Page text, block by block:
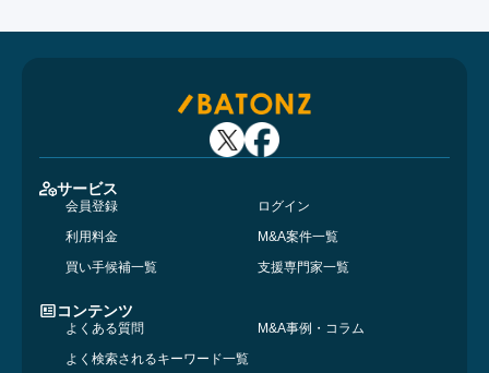
サービス
会員登録
ログイン
利用料金
M&A案件一覧
買い手候補一覧
支援専門家一覧
コンテンツ
よくある質問
M&A事例・コラム
よく検索されるキーワード一覧